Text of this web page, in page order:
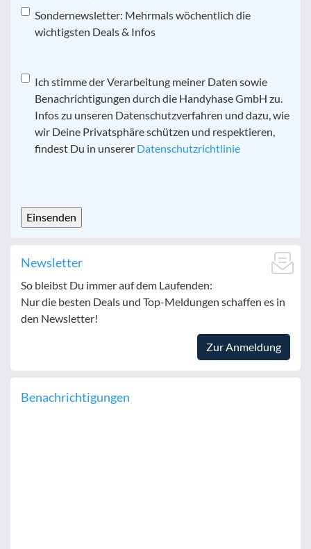
Sondernewsletter: Mehrmals wöchentlich die
wichtigsten Deals & Infos
Datenschutz*
Ich stimme der Verarbeitung meiner Daten sowie
Benachrichtigungen durch die Handyhase GmbH zu.
Infos zu unseren Datenschutzverfahren und dazu, wie
wir Deine Privatsphäre schützen und respektieren,
findest Du in unserer Datenschutzrichtlinie
Newsletter
So bleibst Du immer auf dem Laufenden:
Nur die besten Deals und Top-Meldungen schaffen es in
den Newsletter!
Zur Anmeldung
Benachrichtigungen